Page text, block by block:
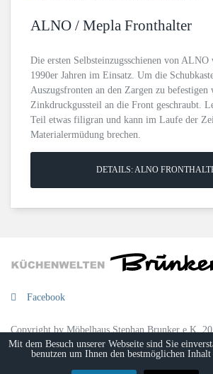
ALNO / Mepla Fronthalter
Die ersten Selbsteinzugsschienen von ALNO
1990er Jahren im Einsatz. Um die
Auszugsfronten an den Zargen zu befestigen
Zinkdruckgussteil an die Front geschraubt.
Teil etwas filigran und kann im Laufe der
Materialermüdung brechen.
DETAILS: ALNO
Facebook
Copyright by Möbelhaus Stephan Brunker e.K.
Impressum
Datenschutzerklärung
Mit dem Besuch unserer Webseite sind Sie
benutzen um Ihnen den bestmöglichen